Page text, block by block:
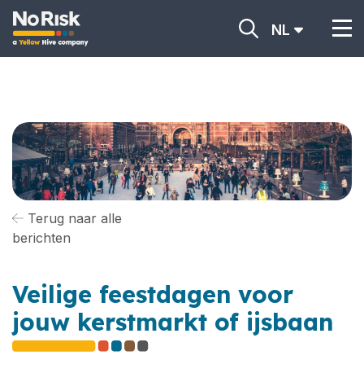
NL
Terug naar alle
berichten
Veilige feestdagen voor
jouw kerstmarkt of ijsbaan